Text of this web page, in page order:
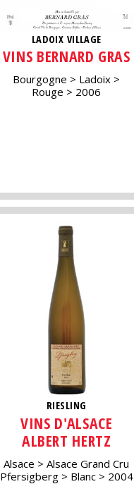
LADOIX VILLAGE
VINS BERNARD GRAS
Bourgogne
Ladoix
Rouge
2006
RIESLING
VINS D'ALSACE
ALBERT HERTZ
Alsace
Alsace Grand Cru
Pfersigberg
Blanc 2004